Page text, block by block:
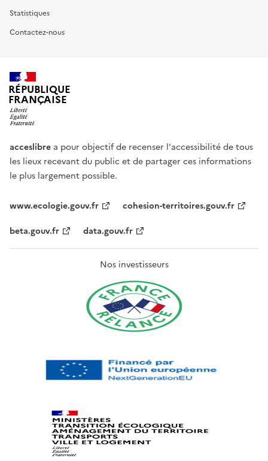
Statistiques
Contactez-nous
RÉPUBLIQUE
FRANÇAISE
acceslibre a pour objectif de recenser l'accessibilité de tous
les lieux recevant du public et de partager ces informations
le plus largement possible.
www.ecologie.gouv.fr
cohesion-territoires.gouv.fr
beta.gouv.fr
data.gouv.fr
Nos investisseurs